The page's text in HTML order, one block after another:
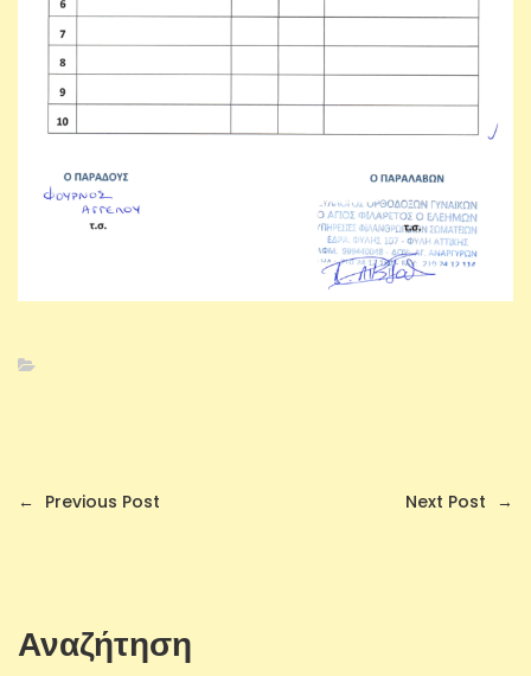
← Previous Post Next Post →
Αναζήτηση